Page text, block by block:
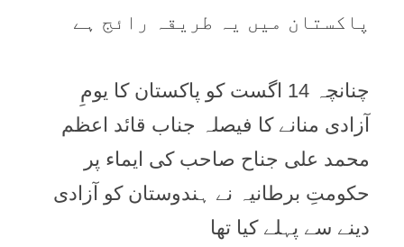
پاکستان میں یہ طریقہ رائج ہے
چنانچہ 14 اگست کو پاکستان کا یومِ
آزادی منانے کا فیصلہ جناب قائد اعظم
محمد علی جناح صاحب کی ایماء پر
حکومتِ برطانیہ نے ہندوستان کو آزادی
دینے سے پہلے کیا تھا